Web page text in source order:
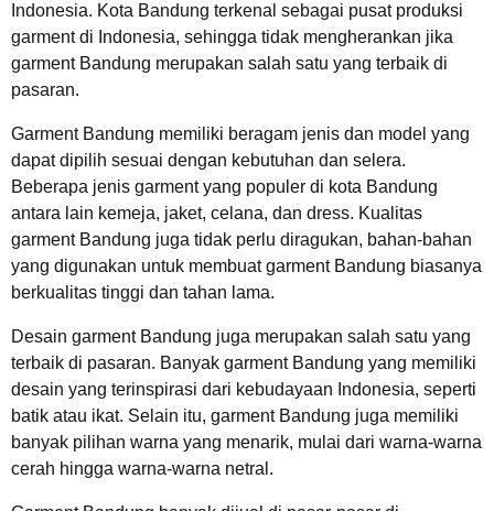
Indonesia. Kota Bandung terkenal sebagai pusat produksi
garment di Indonesia, sehingga tidak mengherankan jika
garment Bandung merupakan salah satu yang terbaik di
pasaran.
Garment Bandung memiliki beragam jenis dan model yang
dapat dipilih sesuai dengan kebutuhan dan selera.
Beberapa jenis garment yang populer di kota Bandung
antara lain kemeja, jaket, celana, dan dress. Kualitas
garment Bandung juga tidak perlu diragukan, bahan-bahan
yang digunakan untuk membuat garment Bandung biasanya
berkualitas tinggi dan tahan lama.
Desain garment Bandung juga merupakan salah satu yang
terbaik di pasaran. Banyak garment Bandung yang memiliki
desain yang terinspirasi dari kebudayaan Indonesia, seperti
batik atau ikat. Selain itu, garment Bandung juga memiliki
banyak pilihan warna yang menarik, mulai dari warna-warna
cerah hingga warna-warna netral.